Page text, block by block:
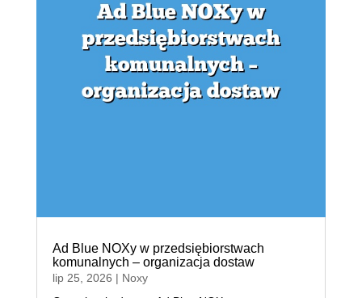
Ad Blue NOXy w przedsiębiorstwach
komunalnych – organizacja dostaw
lip 25, 2026 | Noxy